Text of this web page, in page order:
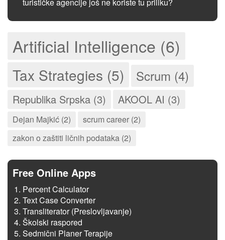
turističke agencije još ne koriste tu priliku?
Artificial Intelligence (6)
Tax Strategies (5) Scrum (4)
Republika Srpska (3) AKOOL AI (3)
Dejan Majkić (2)
scrum career (2)
zakon o zaštiti ličnih podataka (2)
Free Online Apps
Percent Calculator
Text Case Converter
Transliterator (Preslovljavanje)
Školski raspored
Sedmični Planer Terapije